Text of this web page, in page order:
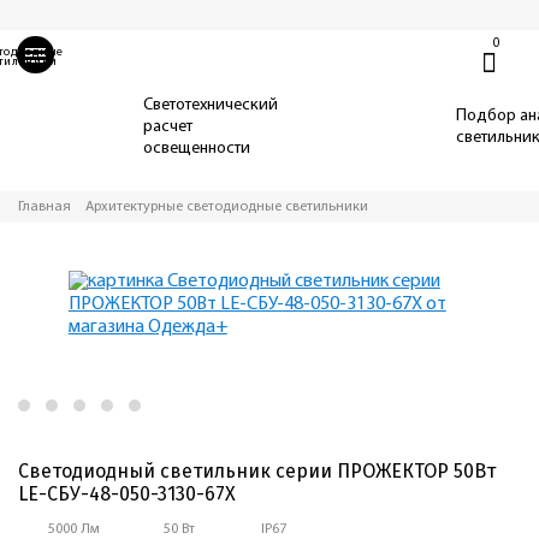
0
Светотехнический
расчет
освещенности
Подбор
Главная Архитектурные светодиодные светильники
Светодиодный светильник серии ПРОЖЕКТОР 50Вт
LE-СБУ-48-050-3130-67Х
5000 Лм 50 Вт IP67